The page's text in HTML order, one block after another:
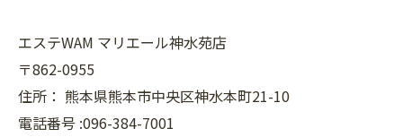
エステWAM マリエール神水苑店
〒862-0955
住所： 熊本県熊本市中央区神水本町21-10
電話番号 :096-384-7001